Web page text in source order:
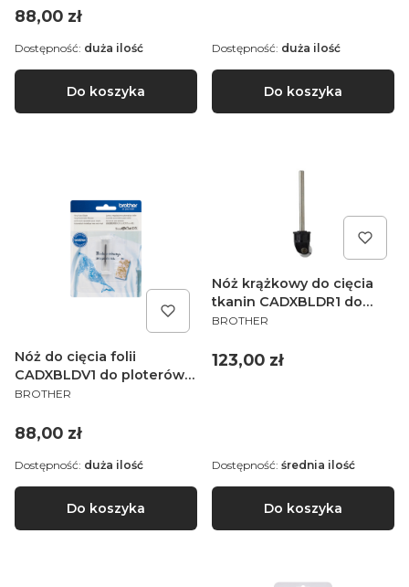
Cena
88,00 zł
Do koszyka
Dostępność: duża ilość
Do koszyka
Dostępność: duża ilość
Nóż do cięcia folii
CADXBLDV1 do ploterów
Brother ScanNcut SDX
PRODUCENT
BROTHER
Cena
88,00 zł
Do koszyka
Dostępność: duża ilość
Nóż krążkowy do cięcia
tkanin CADXBLDR1 do
ploterów Brother
PRODUCENT
BROTHER
Cena
123,00 zł
Do koszyka
Dostępność: średnia ilość